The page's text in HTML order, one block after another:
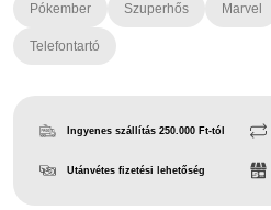
Pókember Szuperhős Marvel
Telefontartó
Ingyenes szállítás 250.000 Ft-tól
Utánvétes fizetési lehetőség